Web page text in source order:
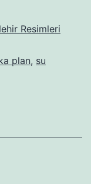
Resimleri
plan, su